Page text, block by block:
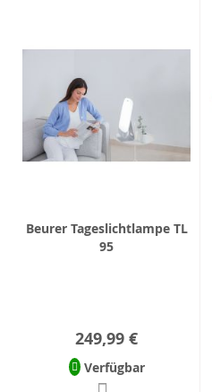
Beurer Tageslichtlampe TL
95
249,99 €
Verfügbar